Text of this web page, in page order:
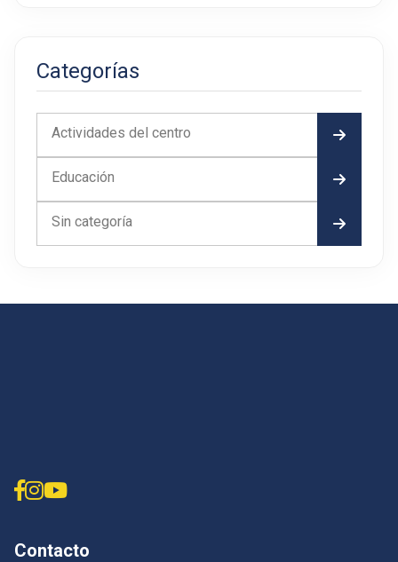
Categorías
Actividades del centro
Educación
Sin categoría
Contacto